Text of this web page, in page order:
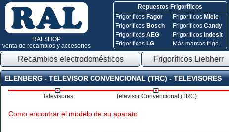
RALSHOP
Venta de recambios y accesorios
Repuestos Frigoríficos
Frigoríficos Fagor
Frigoríficos Bosch
FrigoríficosAEG
Frigoríficos LG
Frigoríficos Miele
FrigoríficosCandy
Frigoríficos Indesit
Más marcas frigo.
Recambios electrodomésticos Frigoríficos Liebherr
ELENBERG - TELEVISOR CONVENCIONAL (TRC) - TELEVISORES
Televisores Televisor Convencional (TRC)
Como encontrar el modelo de su aparato